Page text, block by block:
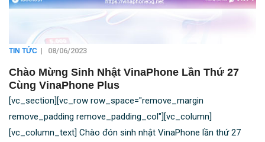
TIN TỨC | 08/06/2023
Chào Mừng Sinh Nhật VinaPhone Lần Thứ 27
Cùng VinaPhone Plus
[vc_section][vc_row row_space="remove_margin
remove_padding remove_padding_col"][vc_column]
[vc_column_text] Chào đón sinh nhật VinaPhone lần thứ 27